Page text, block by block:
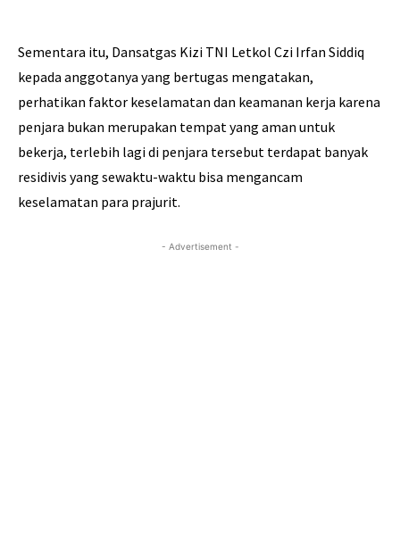
Sementara itu, Dansatgas Kizi TNI Letkol Czi Irfan Siddiq
kepada anggotanya yang bertugas mengatakan,
perhatikan faktor keselamatan dan keamanan kerja karena
penjara bukan merupakan tempat yang aman untuk
bekerja, terlebih lagi di penjara tersebut terdapat banyak
residivis yang sewaktu-waktu bisa mengancam
keselamatan para prajurit.
- Advertisement -